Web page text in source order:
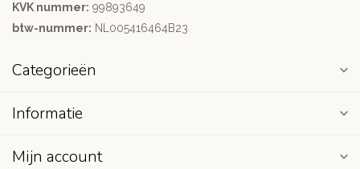
KVK nummer: 99893649
btw-nummer: NL005416464B23
Categorieën
Informatie
Mijn account